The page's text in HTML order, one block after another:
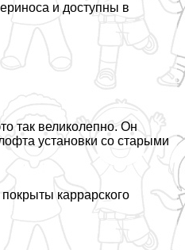
и доступны в
так великолепно. Он
установки со старыми
каррарского